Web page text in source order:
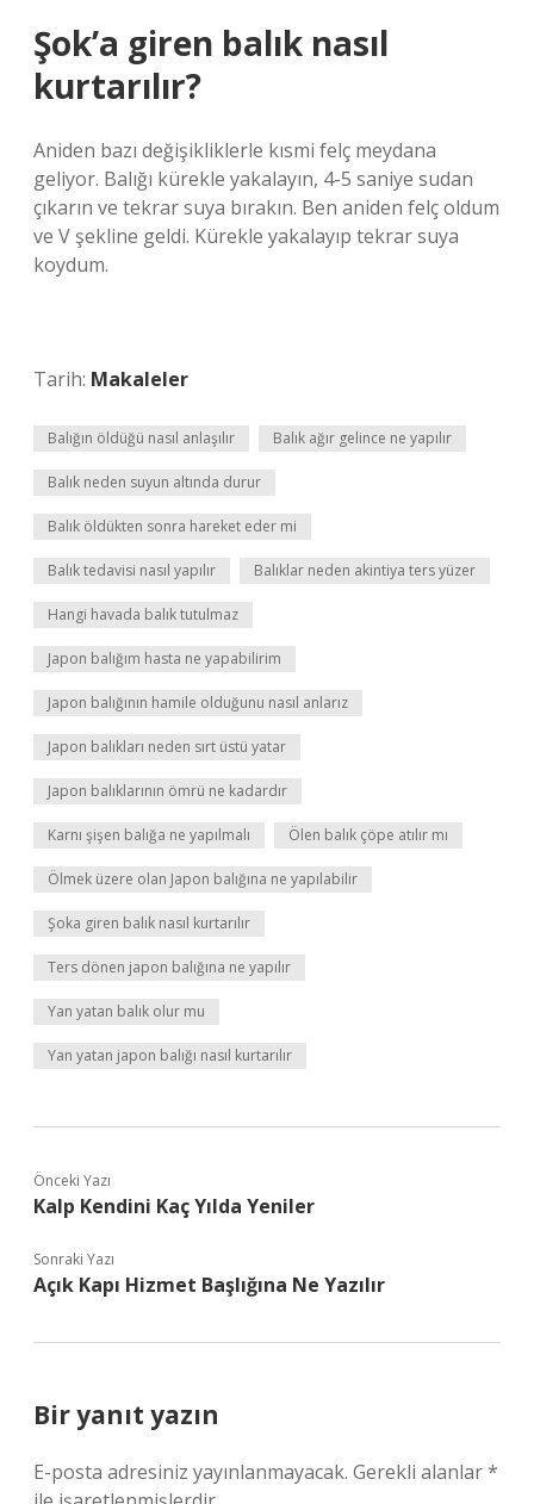
Şok’a giren balık nasıl
kurtarılır?
Aniden bazı değişikliklerle kısmi felç meydana
geliyor. Balığı kürekle yakalayın, 4-5 saniye sudan
çıkarın ve tekrar suya bırakın. Ben aniden felç oldum
ve V şekline geldi. Kürekle yakalayıp tekrar suya
koydum.
Tarih: Makaleler
Balığın öldüğü nasıl anlaşılır Balık ağır gelince ne yapılır
Balık neden suyun altında durur
Balık öldükten sonra hareket eder mi
Balık tedavisi nasıl yapılır Balıklar neden akintiya ters yüzer
Hangi havada balık tutulmaz
Japon balığım hasta ne yapabilirim
Japon balığının hamile olduğunu nasıl anlarız
Japon balıkları neden sırt üstü yatar
Japon balıklarının ömrü ne kadardır
Karnı şişen balığa ne yapılmalı Ölen balık çöpe atılır mı
Ölmek üzere olan Japon balığına ne yapılabilir
Şoka giren balık nasıl kurtarılır
Ters dönen japon balığına ne yapılır
Yan yatan balık olur mu
Yan yatan japon balığı nasıl kurtarılır
Önceki Yazı
Kalp Kendini Kaç Yılda Yeniler
Sonraki Yazı
Açık Kapı Hizmet Başlığına Ne Yazılır
Bir yanıt yazın
E-posta adresiniz yayınlanmayacak. Gerekli alanlar*